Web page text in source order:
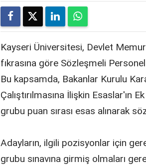
Kayseri Üniversitesi, Devlet
fıkrasına göre Sözleşmeli
Bu kapsamda, Bakanlar Kurulu
Çalıştırılmasına İlişkin Esaslar'ın
grubu puan sırası esas alınarak
Adayların, ilgili pozisyonlar için
grubu sınavına girmiş olmaları